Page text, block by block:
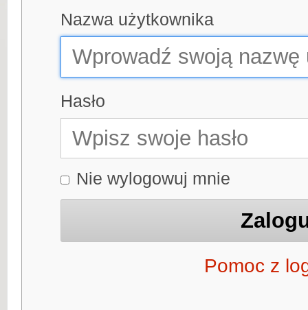
Nazwa użytkownika
Hasło
Nie wylogowuj mnie
Pomoc z